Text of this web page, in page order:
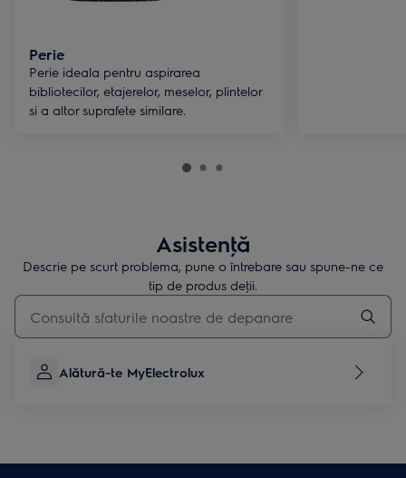
Perie
Perie ideala pentru aspirarea
bibliotecilor, etajerelor, meselor, plintelor
si a altor suprafete similare.
Asistenţă
Descrie pe scurt problema, pune o întrebare sau spune-ne ce
tip de produs deţii.
Type to search for support articles
Alătură-te MyElectrolux